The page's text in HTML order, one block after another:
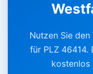
Nutzen Sie
für PLZ 46414.
kostenlos